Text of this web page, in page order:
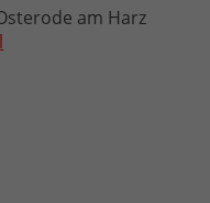
am Harz